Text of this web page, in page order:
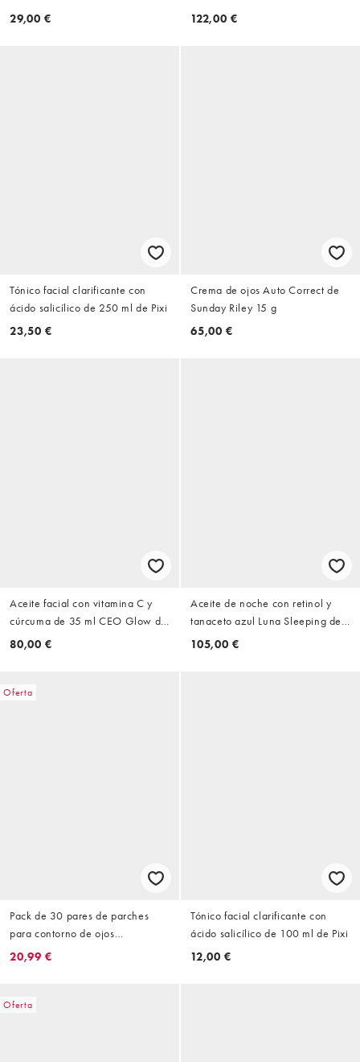
100 ml de Embryolisse
29,00 €
Sunday Riley
122,00 €
Tónico facial clarificante con
ácido salicílico de 250 ml de Pixi
23,50 €
Crema de ojos Auto Correct de
Sunday Riley 15 g
65,00 €
Aceite facial con vitamina C y
cúrcuma de 35 ml CEO Glow de
Sunday Riley
80,00 €
Aceite de noche con retinol y
tanaceto azul Luna Sleeping de
35 ml de Sunday Riley
105,00 €
Oferta
Pack de 30 pares de parches
para contorno de ojos
iluminadores de hidrogel
20,99 €
Tónico facial clarificante con
ácido salicílico de 100 ml de Pixi
12,00 €
Oferta